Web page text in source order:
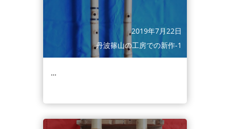
2019年7月22日
丹波篠山の工房での新作-1
…